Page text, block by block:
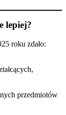
lepiej?
roku zdało:
przedmiotów